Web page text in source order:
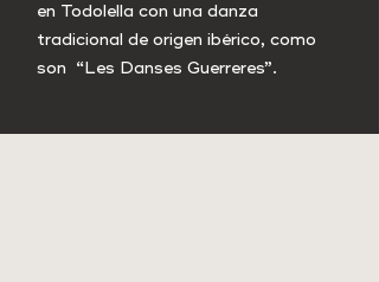
en Todolella con una danza
tradicional de origen ibérico, como
son “Les Danses Guerreres”.